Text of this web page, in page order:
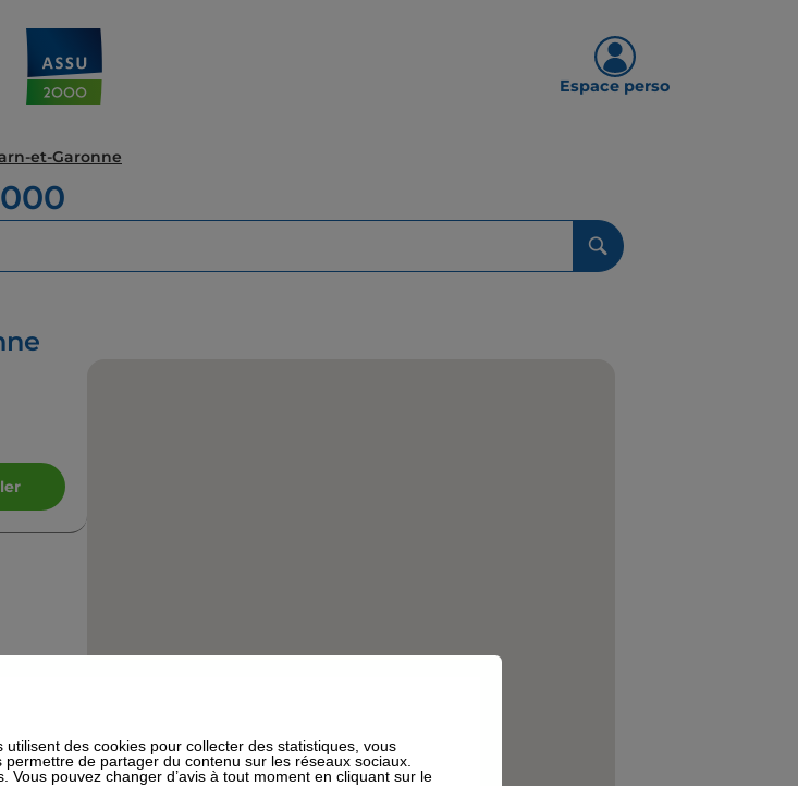
Espace perso
et-Garonne
des cookies pour collecter des statistiques, vous
de partager du contenu sur les réseaux sociaux.
Vous pouvez changer d’avis à tout moment en cliquant sur le